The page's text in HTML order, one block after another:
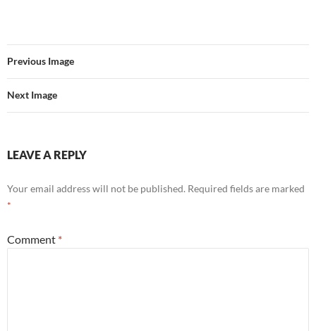
Previous Image
Next Image
LEAVE A REPLY
Your email address will not be published. Required fields are marked
*
Comment *